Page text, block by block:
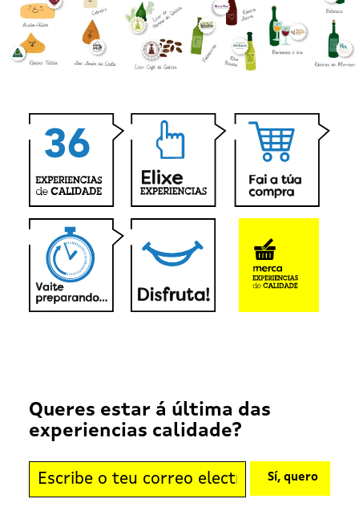
Queres estar á última das
experiencias calidade?
Sí, quero